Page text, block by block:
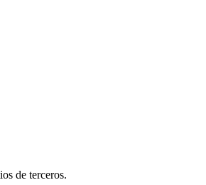
de terceros.